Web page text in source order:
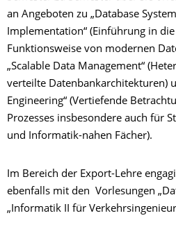
an Angeboten zu „Database
Implementation“ (Einführung in
Funktionsweise von modernen
„Scalable Data Management“
verteilte Datenbankarchitekturen)
Engineering“ (Vertiefende
Prozesses insbesondere auch für
und Informatik-nahen Fächer).
Im Bereich der Export-Lehre
ebenfalls mit den Vorlesungen
„Informatik II für